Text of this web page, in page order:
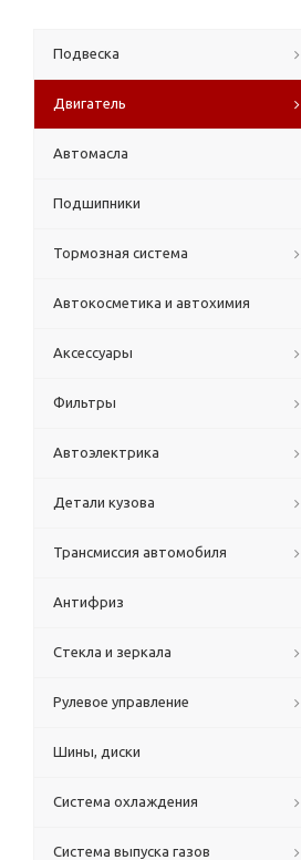
Подвеска
Двигатель
Автомасла
Подшипники
Тормозная система
Автокосметика и автохимия
Аксессуары
Фильтры
Автоэлектрика
Детали кузова
Трансмиссия автомобиля
Антифриз
Стекла и зеркала
Рулевое управление
Шины, диски
Система охлаждения
Система выпуска газов